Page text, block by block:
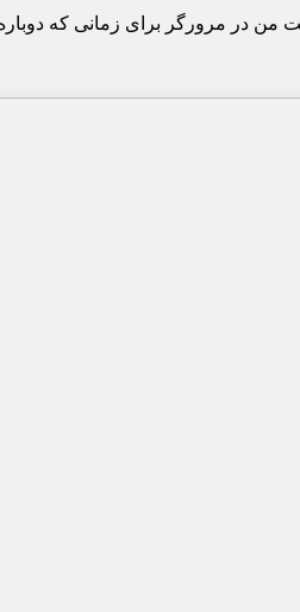
من در مرورگر برای زمانی که